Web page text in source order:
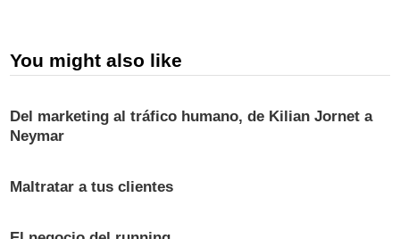
You might also like
Del marketing al tráfico humano, de Kilian Jornet a
Neymar
Maltratar a tus clientes